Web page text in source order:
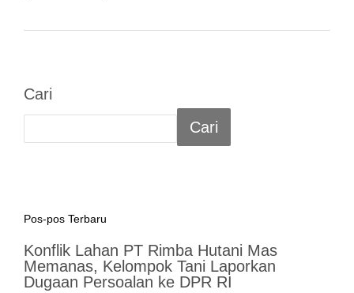
Cari
Cari
Pos-pos Terbaru
Konflik Lahan PT Rimba Hutani Mas
Memanas, Kelompok Tani Laporkan
Dugaan Persoalan ke DPR RI